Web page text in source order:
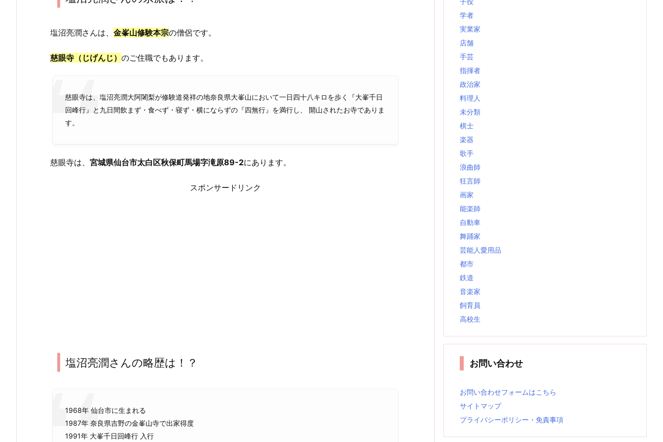
塩沼亮潤さんは、 金峯山修験本宗の僧侶です。
慈眼寺（じげんじ） のご住職でもあります。
慈眼寺は、塩沼亮潤大阿闍梨が修験道発祥の地奈良県大峯山において一日四十八キロを歩く『大峯千日
回峰行』と九日間飲まず・食べず・寝ず・横にならずの『四無行』を満行し、 開山されたお寺でありま
す。
慈眼寺は、 宮城県仙台市太白区秋保町馬場字滝原89-2にあります。
スポンサードリンク
塩沼亮潤さんの略歴は！？
1968年 仙台市に生まれる
1987年 奈良県吉野の金峯山寺で出家得度
1991年 大峯千日回峰行 入行
学者
実業家
店舗
手芸
指揮者
政治家
料理人
未分類
棋士
楽器
歌手
浪曲師
狂言師
画家
能楽師
自動車
舞踊家
芸能人愛用品
都市
鉄道
音楽家
飼育員
高校生
お問い合わせ
お問い合わせフォームはこちら
サイトマップ
プライバシーポリシー・免責事項